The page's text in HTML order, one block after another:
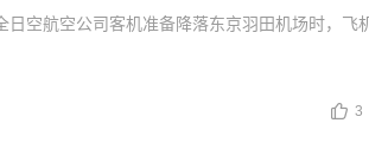
日空航空公司客机准备降落东京羽田机场时，飞
3